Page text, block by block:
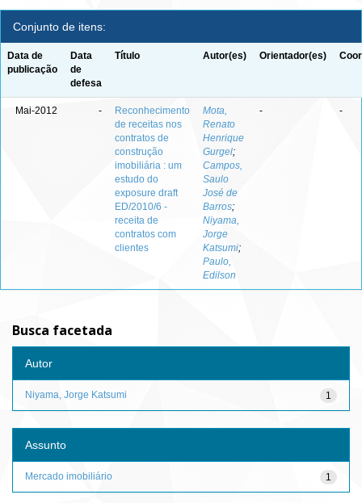
Conjunto de itens:
Data de
publicação
Data
de
defesa
Título Autor(es) Orientador(es)
Mai-2012 -
Reconhecimento
de receitas nos
contratos de
construção
imobiliária : um
estudo do
exposure draft
ED/2010/6 -
receita de
contratos com
clientes
Mota,
Renato
Henrique
Gurgel;
Campos,
Saulo
José de
Barros;
Niyama,
Jorge
Katsumi;
Paulo,
Edilson
- -
Busca facetada
Autor
1
Niyama, Jorge Katsumi
Assunto
1
Mercado imobiliário